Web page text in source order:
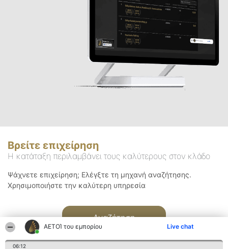
ΑΕΤΟΊ του εμπορίου Live chat
06:12
Βρείτε επιχείρηση
Η κατάταξη περιλαμβάνει τους καλύτερους στον κλάδο
Ψάχνετε επιχείρηση; Ελέγξτε τη μηχανή αναζήτησης.
Χρησιμοποιήστε την καλύτερη υπηρεσία
Αναζήτηση